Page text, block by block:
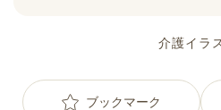
介護イラ
ブックマーク